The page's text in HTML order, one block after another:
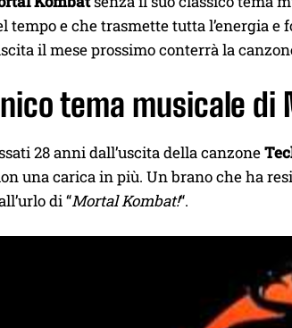
tempo e che trasmette tutta l’energia
il mese prossimo conterrà la
tema musicale
28 anni dall’uscita della canzone
una carica in più. Un brano che ha
di “Mortal Kombat!“.